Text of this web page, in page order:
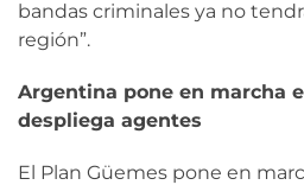
bandas criminales ya no
región”.
Argentina pone en marcha
despliega agentes
El Plan Güemes pone en